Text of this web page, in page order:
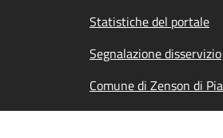
Statistiche del portale
Segnalazione disservizio
Comune di Zenson di